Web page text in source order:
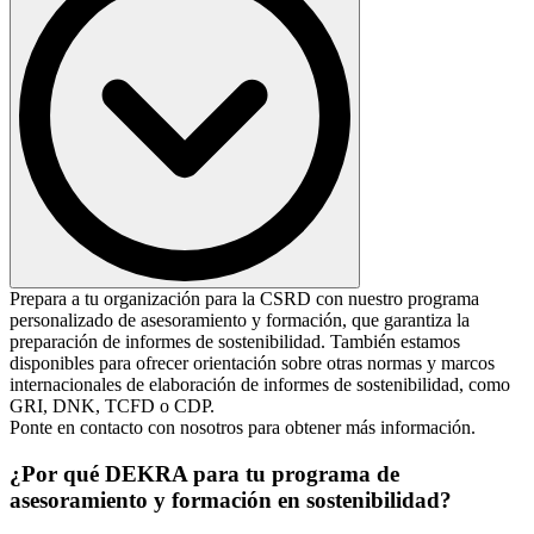
Orientación sobre la elaboración de informes de sostenibilidad,
desde la comprensión de los requisitos de elaboración de informes
hasta la realización de evaluaciones de materialidad, la recopilación
de datos, la fijación de objetivos y el desarrollo de contenidos de
divulgación.
Prepara a tu organización para la CSRD con nuestro programa
personalizado de asesoramiento y formación, que garantiza la
preparación de informes de sostenibilidad. También estamos
disponibles para ofrecer orientación sobre otras normas y marcos
internacionales de elaboración de informes de sostenibilidad, como
GRI, DNK, TCFD o CDP.
Ponte en contacto con nosotros para obtener más información.
¿Por qué DEKRA para tu programa de
asesoramiento y formación en sostenibilidad?